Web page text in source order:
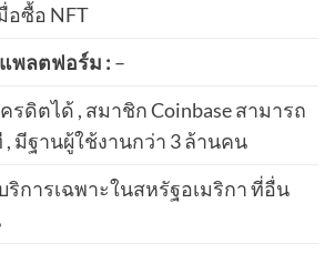
อซื้อ NFT
พลตฟอร์ม : –
รดิตได้ , สมาชิก Coinbase สามารถ
มีฐานผู้ใช้งานกว่า 3 ล้านคน
ริการเฉพาะในสหรัฐอเมริกา ที่อื่น